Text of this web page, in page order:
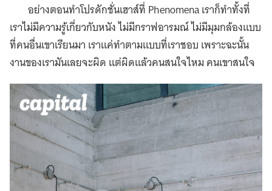
อย่างตอนทำโปรดักชั่นเฮาส์ที่ Phenomena เราก็ทำทั้งที่
เราไม่มีความรู้เกี่ยวกับหนัง ไม่มีกราฟอารมณ์ ไม่มีมุมกล้องแบบ
ที่คนอื่นเขาเรียนมา เราแค่ทำตามแบบที่เราชอบ เพราะฉะนั้น
งานของเรามันเลยจะผิด แต่ผิดแล้วคนสนใจไหม คนเขาสนใจ